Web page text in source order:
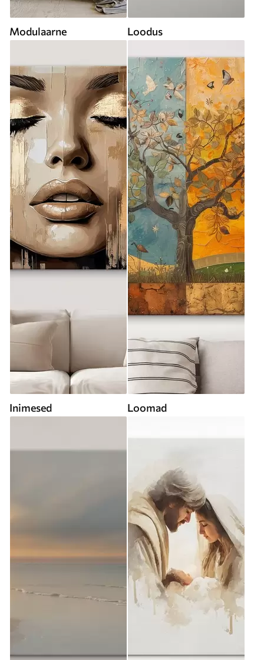
Modulaarne Loodus
Inimesed Loomad